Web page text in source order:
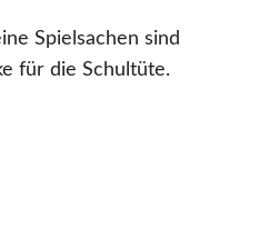
Spielsachen sind
für die Schultüte.